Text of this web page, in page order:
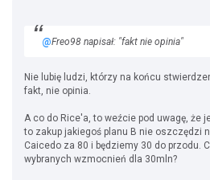
@Freo98 napisał: "fakt nie opinia"
Nie lubię ludzi, którzy na końcu
fakt, nie opinia.
A co do Rice'a, to weźcie pod uwagę, że
to zakup jakiegoś planu B nie oszczędzi
Caicedo za 80 i będziemy 30 do przodu.
wybranych wzmocnień dla 30mln?